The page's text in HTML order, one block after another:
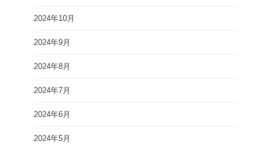
2024年10月
2024年9月
2024年8月
2024年7月
2024年6月
2024年5月